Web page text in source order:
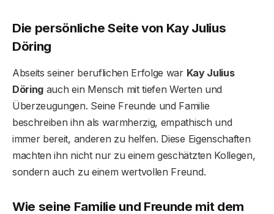
Die persönliche Seite von Kay Julius
Döring
Abseits seiner beruflichen Erfolge war Kay Julius
Döring auch ein Mensch mit tiefen Werten und
Überzeugungen. Seine Freunde und Familie
beschreiben ihn als warmherzig, empathisch und
immer bereit, anderen zu helfen. Diese Eigenschaften
machten ihn nicht nur zu einem geschätzten Kollegen,
sondern auch zu einem wertvollen Freund.
Wie seine Familie und Freunde mit dem